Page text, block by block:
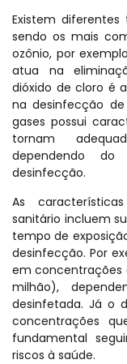
Existem
sendo os mais
ozônio, por
atua na
dióxido de cloro é
na desinfecção
gases possui
tornam
dependendo
desinfecção.
As
sanitário incluem
tempo de
desinfecção. Por
em concentrações
milhão),
desinfetada. Já o
concentrações
fundamental
riscos à saúde.